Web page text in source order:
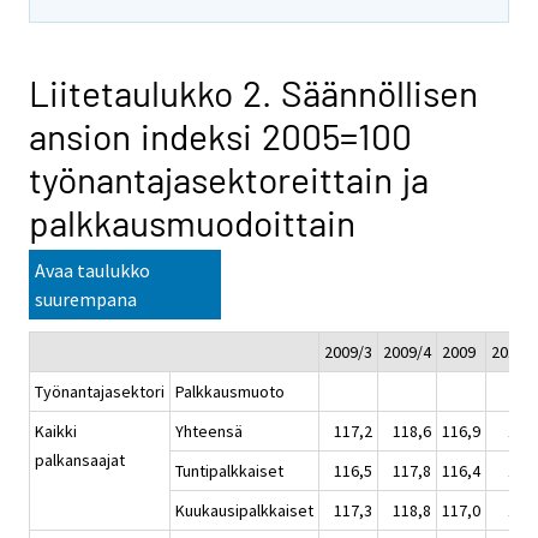
Liitetaulukko 2. Säännöllisen
ansion indeksi 2005=100
työnantajasektoreittain ja
palkkausmuodoittain
Avaa taulukko
suurempana
2009/3 2009/4 2009
2010/
Työnantajasektori Palkkausmuoto
Kaikki
palkansaajat
Yhteensä 117,2 118,6 116,9
Tuntipalkkaiset
116,5 117,8 116,4
Kuukausipalkkaiset
117,3 118,8 117,0